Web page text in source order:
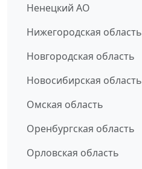
Ненецкий АО
Нижегородская область
Новгородская область
Новосибирская область
Омская область
Оренбургская область
Орловская область